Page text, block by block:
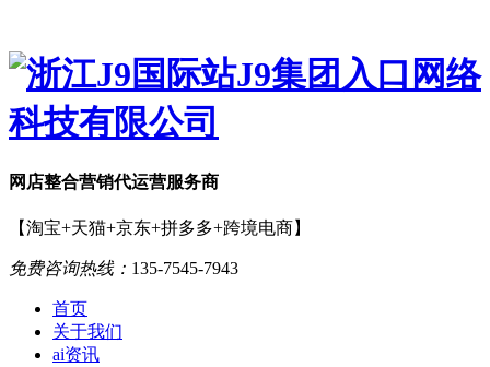
网店整合营销代运营服务商
【淘宝+天猫+京东+拼多多+跨境电商】
免费咨询热线： 135-7545-7943
首页
关于我们
ai资讯